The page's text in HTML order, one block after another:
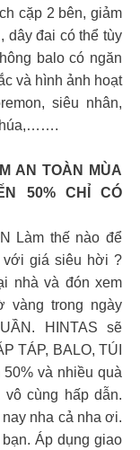
cặp 2 bên, giảm
dây đai có thể tùy
balo có ngăn
và hình ảnh hoạt
siêu nhân,
AN TOÀN MÙA
50% CHỈ CÓ
Làm thế nào để
với giá siêu hời ?
nhà và đón xem
vàng trong ngày
HINTAS sẽ
TÁP, BALO, TÚI
và nhiều quà
vô cùng hấp dẫn.
nay nha cả nha ơi.
Áp dụng giao